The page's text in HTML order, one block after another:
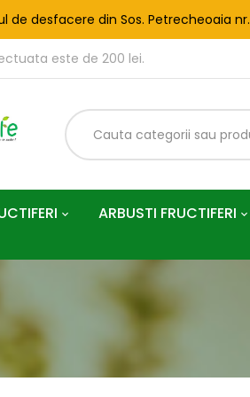
de desfacere din Sos. Petrecheoaia
este de 200 lei.
ARBUSTI FRUCTIFERI